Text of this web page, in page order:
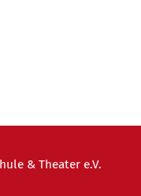
& Theater e.V.